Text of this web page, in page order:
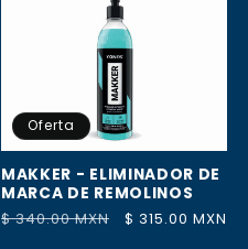
Oferta
MAKKER - ELIMINADOR DE
MARCA DE REMOLINOS
Precio
$ 340.00 MXN
Precio
$ 315.00 MXN